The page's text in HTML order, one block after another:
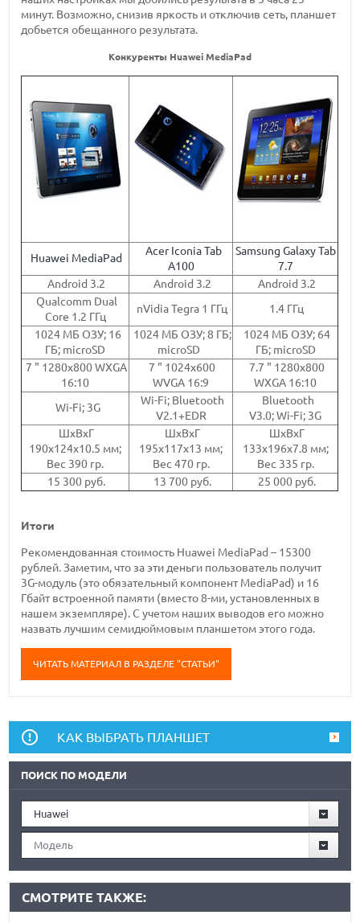
минут. Возможно, снизив яркость и отключив сеть, планшет
добьется обещанного результата.
Конкуренты Huawei MediaPad
Huawei MediaPad
Acer Iconia Tab
A100
Samsung Galaxy Tab
7.7
Android 3.2
Android 3.2
Android 3.2
Qualcomm Dual
Core 1.2 ГГц
nVidia Tegra 1 ГГц
1.4 ГГц
1024 МБ ОЗУ; 16
ГБ; microSD
1024 МБ ОЗУ; 8 ГБ;
microSD
1024 МБ ОЗУ; 64
ГБ; microSD
7 " 1280x800 WXGA
16:10
7 " 1024x600
WVGA 16:9
7.7 " 1280x800
WXGA 16:10
Wi-Fi; 3G
Wi-Fi; Bluetooth
V2.1+EDR
Bluetooth
V3.0; Wi-Fi; 3G
ШхВхГ
190x124x10.5 мм;
Вес 390 гр.
ШхВхГ
195х117х13 мм;
Вес 470 гр.
ШхВхГ
133х196х7.8 мм;
Вес 335 гр.
15 300 руб.
13 700 руб. 25 000 руб.
Итоги
Рекомендованная стоимость Huawei MediaPad – 15300
рублей. Заметим, что за эти деньги пользователь получит
3G-модуль (это обязательный компонент MediaPad) и 16
Гбайт встроенной памяти (вместо 8-ми, установленных в
нашем экземпляре). С учетом наших выводов его можно
назвать лучшим семидюймовым планшетом этого года.
ЧИТАТЬ МАТЕРИАЛ В РАЗДЕЛЕ "СТАТЬИ"
КАК ВЫБРАТЬ ПЛАНШЕТ
ПОИСК ПО МОДЕЛИ
Huawei
Модель
СМОТРИТЕ ТАКЖЕ: